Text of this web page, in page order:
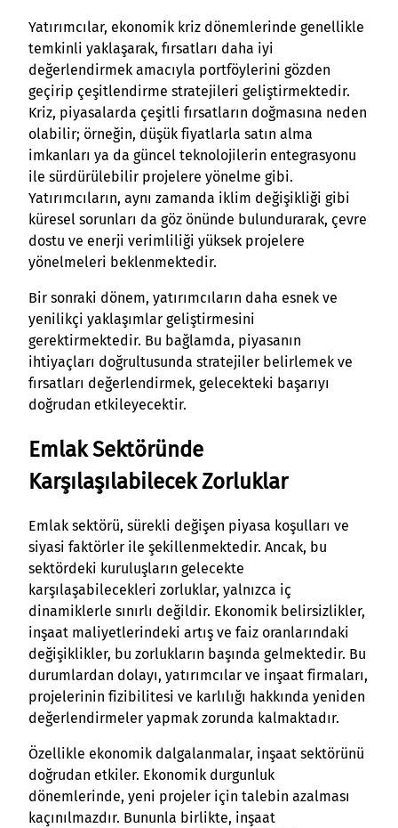
Yatırımcılar, ekonomik kriz dönemlerinde genellikle
temkinli yaklaşarak, fırsatları daha iyi
değerlendirmek amacıyla portföylerini gözden
geçirip çeşitlendirme stratejileri geliştirmektedir.
Kriz, piyasalarda çeşitli fırsatların doğmasına neden
olabilir; örneğin, düşük fiyatlarla satın alma
imkanları ya da güncel teknolojilerin entegrasyonu
ile sürdürülebilir projelere yönelme gibi.
Yatırımcıların, aynı zamanda iklim değişikliği gibi
küresel sorunları da göz önünde bulundurarak, çevre
dostu ve enerji verimliliği yüksek projelere
yönelmeleri beklenmektedir.
Bir sonraki dönem, yatırımcıların daha esnek ve
yenilikçi yaklaşımlar geliştirmesini
gerektirmektedir. Bu bağlamda, piyasanın
ihtiyaçları doğrultusunda stratejiler belirlemek ve
fırsatları değerlendirmek, gelecekteki başarıyı
doğrudan etkileyecektir.
Emlak Sektöründe
Karşılaşılabilecek Zorluklar
Emlak sektörü, sürekli değişen piyasa koşulları ve
siyasi faktörler ile şekillenmektedir. Ancak, bu
sektördeki kuruluşların gelecekte
karşılaşabilecekleri zorluklar, yalnızca iç
dinamiklerle sınırlı değildir. Ekonomik belirsizlikler,
inşaat maliyetlerindeki artış ve faiz oranlarındaki
değişiklikler, bu zorlukların başında gelmektedir. Bu
durumlardan dolayı, yatırımcılar ve inşaat firmaları,
projelerinin fizibilitesi ve karlılığı hakkında yeniden
değerlendirmeler yapmak zorunda kalmaktadır.
Özellikle ekonomik dalgalanmalar, inşaat sektörünü
doğrudan etkiler. Ekonomik durgunluk
dönemlerinde, yeni projeler için talebin azalması
kaçınılmazdır. Bununla birlikte, inşaat